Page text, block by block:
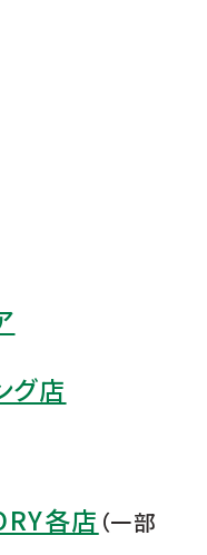
グ店
各店 （一部